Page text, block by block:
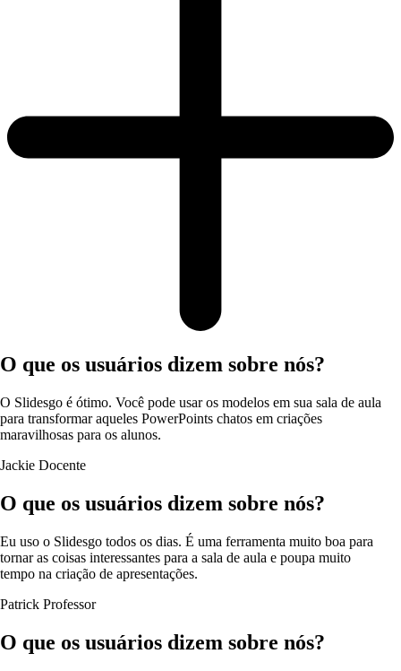
O que os usuários dizem sobre nós?
O Slidesgo é ótimo. Você pode usar os modelos em sua sala de aula
para transformar aqueles PowerPoints chatos em criações
maravilhosas para os alunos.
Jackie Docente
O que os usuários dizem sobre nós?
Eu uso o Slidesgo todos os dias. É uma ferramenta muito boa para
tornar as coisas interessantes para a sala de aula e poupa muito
tempo na criação de apresentações.
Patrick Professor
O que os usuários dizem sobre nós?